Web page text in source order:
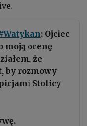
: Ojciec
moją ocenę
że
by rozmowy
Stolicy